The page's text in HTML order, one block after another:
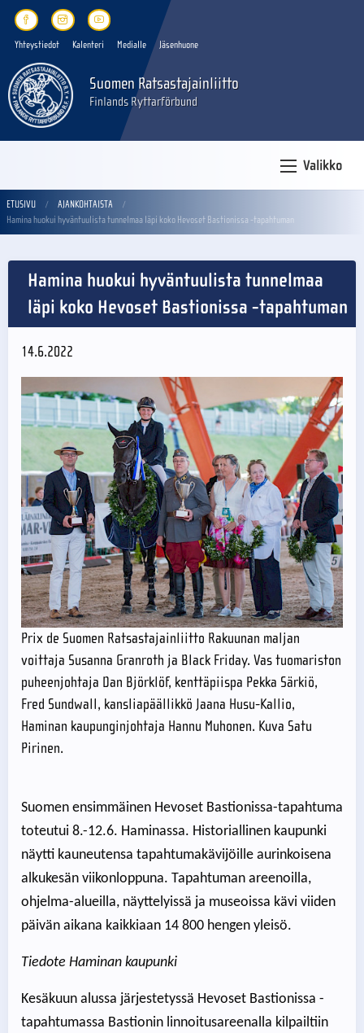
Yhteystiedot Kalenteri Medialle Jäsenhuone
Suomen Ratsastajainliitto
Finlands Ryttarförbund
Valikko
ETUSIVU
AJANKOHTAISTA
Hamina huokui hyväntuulista tunnelmaa läpi koko Hevoset Bastionissa -tapahtuman
Hamina huokui hyväntuulista tunnelmaa
läpi koko Hevoset Bastionissa -tapahtuman
14.6.2022
Prix de Suomen Ratsastajainliitto Rakuunan maljan
voittaja Susanna Granroth ja Black Friday. Vas tuomariston
puheenjohtaja Dan Björklöf, kenttäpiispa Pekka Särkiö,
Fred Sundwall, kansliapäällikkö Jaana Husu-Kallio,
Haminan kaupunginjohtaja Hannu Muhonen. Kuva Satu
Pirinen.
Suomen ensimmäinen Hevoset Bastionissa-tapahtuma
toteutui 8.-12.6. Haminassa. Historiallinen kaupunki
näytti kauneutensa tapahtumakävijöille aurinkoisena
alkukesän viikonloppuna. Tapahtuman areenoilla,
ohjelma-alueilla, näyttelyissä ja museoissa kävi viiden
päivän aikana kaikkiaan 14 800 hengen yleisö.
Tiedote Haminan kaupunki
Kesäkuun alussa järjestetyssä Hevoset Bastionissa -
tapahtumassa Bastionin linnoitusareenalla kilpailtiin